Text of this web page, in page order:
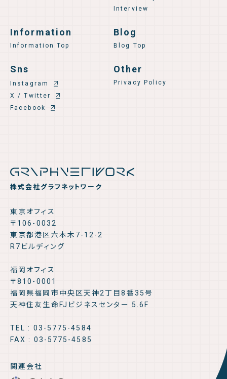
株式会社グラフネットワーク
東京オフィス
〒106-0032
東京都港区六本木7-12-2
R7ビルディング
福岡オフィス
〒810-0001
福岡県福岡市中央区天神2丁目8番35号
天神住友生命FJビジネスセンター 5.6F
TEL : 03-5775-4584
FAX : 03-5775-4585
関連会社
Interview
Information
Information Top
Blog
Blog Top
Sns
Instagram
X / Twitter
Facebook
Other
Privacy Policy